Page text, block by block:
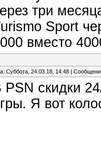
три
Sport
вместо
Суббота, 24.03.18, 14:48 |
PSN скидки
Я вот